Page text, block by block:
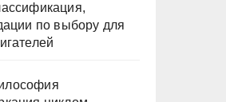
по выбору для